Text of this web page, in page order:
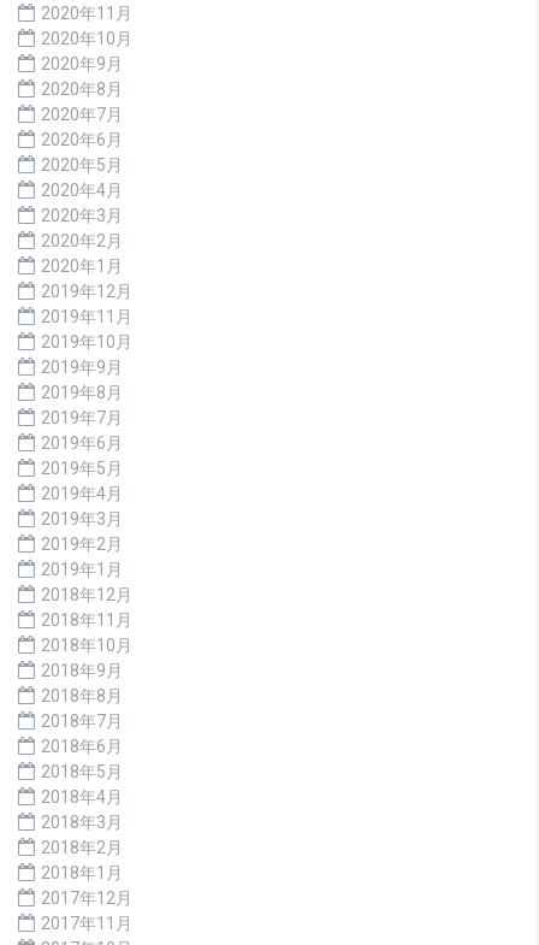
2020年11月
2020年10月
2020年9月
2020年8月
2020年7月
2020年6月
2020年5月
2020年4月
2020年3月
2020年2月
2020年1月
2019年12月
2019年11月
2019年10月
2019年9月
2019年8月
2019年7月
2019年6月
2019年5月
2019年4月
2019年3月
2019年2月
2019年1月
2018年12月
2018年11月
2018年10月
2018年9月
2018年8月
2018年7月
2018年6月
2018年5月
2018年4月
2018年3月
2018年2月
2018年1月
2017年12月
2017年11月